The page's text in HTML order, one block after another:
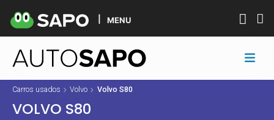
MENU
Carros usados Volvo Volvo S80
VOLVO S80